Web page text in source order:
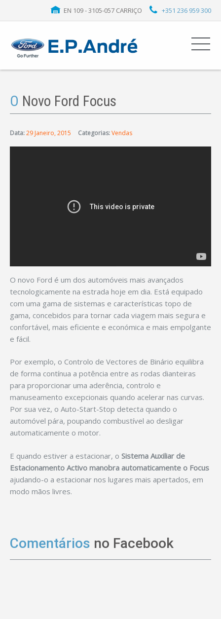
EN 109 - 3105-057 CARRIÇO +351 236 959 300
O Novo Ford Focus
Data:29 Janeiro, 2015 Categorias:Vendas
O novo Ford é um dos automóveis mais avançados
tecnologicamente na estrada hoje em dia. Está equipado
com uma gama de sistemas e características topo de
gama, concebidos para tornar cada viagem mais segura e
confortável, mais eficiente e económica e mais empolgante
e fácil.
Por exemplo, o Controlo de Vectores de Binário equilibra
de forma contínua a potência entre as rodas dianteiras
para proporcionar uma aderência, controlo e
manuseamento excepcionais quando acelerar nas curvas.
Por sua vez, o Auto-Start-Stop detecta quando o
automóvel pára, poupando combustível ao desligar
automaticamente o motor.
E quando estiver a estacionar, o Sistema Auxiliar de
Estacionamento Activo manobra automaticamente o Focus
ajudando-o a estacionar nos lugares mais apertados, em
modo mãos livres.
Comentários no Facebook